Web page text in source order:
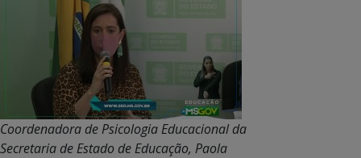
Coordenadora de Psicologia Educacional da
Secretaria de Estado de Educação, Paola